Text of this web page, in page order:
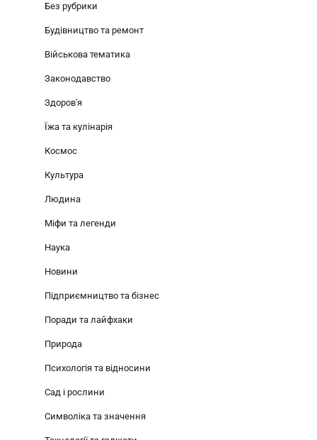
Без рубрики
Будівництво та ремонт
Військова тематика
Законодавство
Здоров'я
Їжа та кулінарія
Космос
Культура
Людина
Міфи та легенди
Наука
Новини
Підприємництво та бізнес
Поради та лайфхаки
Природа
Психологія та відносини
Сад і рослини
Символіка та значення